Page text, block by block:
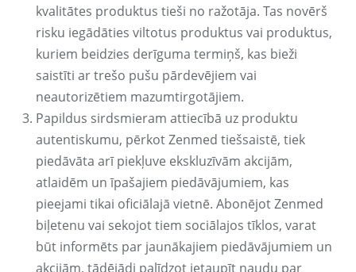
kvalitātes produktus tieši no ražotāja. Tas novērš
risku iegādāties viltotus produktus vai produktus,
kuriem beidzies derīguma termiņš, kas bieži
saistīti ar trešo pušu pārdevējiem vai
neautorizētiem mazumtirgotājiem.
Papildus sirdsmieram attiecībā uz produktu
autentiskumu, pērkot Zenmed tiešsaistē, tiek
piedāvāta arī piekļuve ekskluzīvām akcijām,
atlaidēm un īpašajiem piedāvājumiem, kas
pieejami tikai oficiālajā vietnē. Abonējot Zenmed
biļetenu vai sekojot tiem sociālajos tīklos, varat
būt informēts par jaunākajiem piedāvājumiem un
akcijām, tādējādi palīdzot ietaupīt naudu par